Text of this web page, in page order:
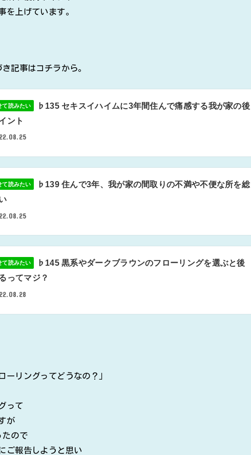
を上げています。
記事はコチラから。
て読みたい
♭135 セキスイハイムに3年間住んで痛感する我が家の後
ント
て読みたい
♭139 住んで3年、我が家の間取りの不満や不便な所を総
て読みたい
♭145 黒系やダークブラウンのフローリングを選ぶと後
ってマジ？
ーリングってどうなの？」
って
が
たので
ご報告しようと思い